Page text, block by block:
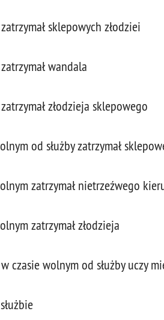
sklepowych złodziei
wandala
złodzieja sklepowego
od służby zatrzymał
zatrzymał nietrzeźwego
zatrzymał złodzieja
czasie wolnym od służby uczy